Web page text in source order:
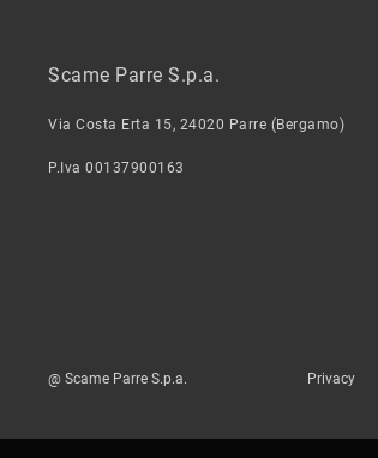
Scame Parre S.p.a.
Via Costa Erta 15, 24020 Parre (Bergamo)
P.Iva 00137900163
@ Scame Parre S.p.a. Privacy